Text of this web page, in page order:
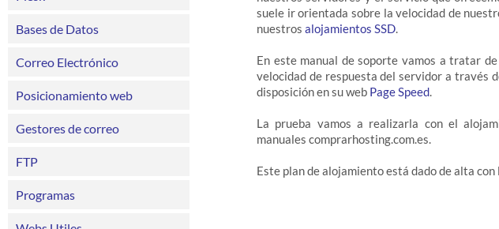
Bases de Datos
Correo Electrónico
Posicionamiento web
Gestores de correo
FTP
Programas
suele ir orientada sobre la velocidad de
nuestros alojamientos SSD.
En este manual de soporte vamos a tratar
velocidad de respuesta del servidor a través
disposición en su web Page Speed.
La prueba vamos a realizarla con el
manuales comprarhosting.com.es.
Este plan de alojamiento está dado de alta